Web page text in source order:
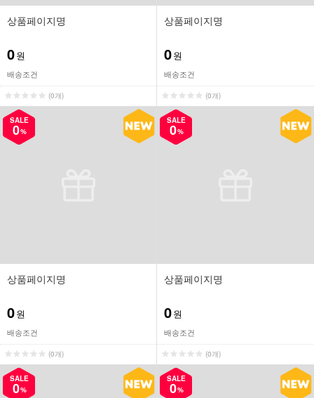
상품페이지명
0원
배송조건
(0개)
상품페이지명
0원
배송조건
(0개)
SALE
0%
상품페이지명
0원
배송조건
(0개)
SALE
0%
상품페이지명
0원
배송조건
(0개)
SALE
0%
SALE
0%